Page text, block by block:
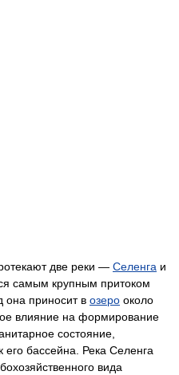
две реки — Селенга и
самым крупным притоком
она приносит в озеро около
влияние на формирование
состояние,
его бассейна. Река Селенга
вида